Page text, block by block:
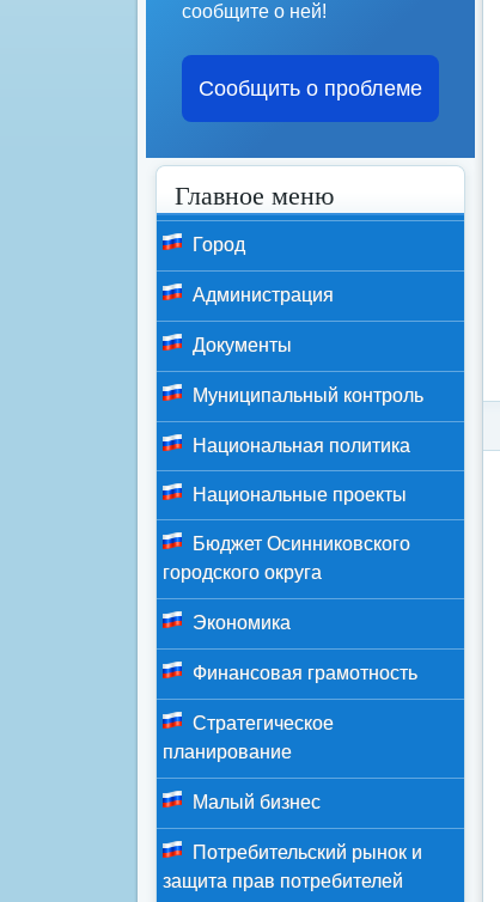
сообщите о ней!
Сообщить о проблеме
Главное меню
Город
Администрация
Документы
Муниципальный контроль
Национальная политика
Национальные проекты
Бюджет Осинниковского
городского округа
Экономика
Финансовая грамотность
Стратегическое
планирование
Малый бизнес
Потребительский рынок и
защита прав потребителей